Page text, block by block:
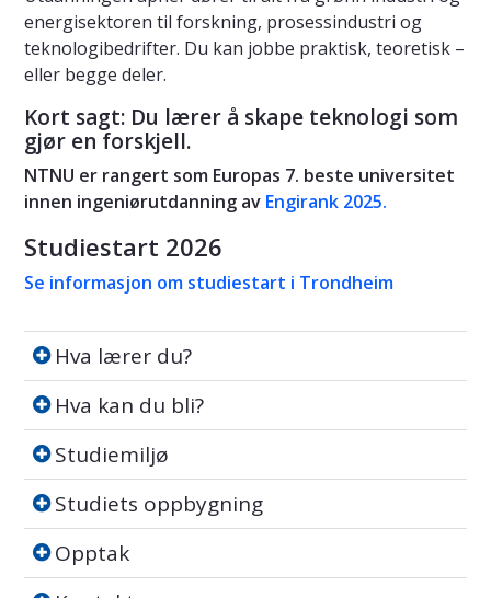
energisektoren til forskning, prosessindustri og
teknologibedrifter. Du kan jobbe praktisk, teoretisk –
eller begge deler.
Kort sagt: Du lærer å skape teknologi som
gjør en forskjell.
NTNU er rangert som Europas 7. beste universitet
innen ingeniørutdanning av Engirank 2025.
Studiestart 2026
Se informasjon om studiestart i Trondheim
Hva lærer du?
Hva lærer du?
Hva kan du bli?
Hva kan du bli?
Studiemiljø
Studiemiljø
Studiets oppbygning
Studiets oppbygning
Opptak
Opptak
Kontakt